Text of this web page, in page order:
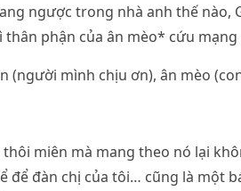
ngược trong nhà anh thế nào,
thân phận của ân mèo* cứu
(người mình chịu ơn), ân mèo
miên mà mang theo nó lại
để đàn chị của tôi… cũng là một